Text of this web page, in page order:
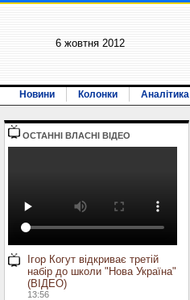
6 жовтня 2012
Новини Колонки Аналітика
ОСТАННI ВЛАСНI ВIДЕО
Ігор Когут відкриває третій
набір до школи "Нова Україна"
(ВІДЕО)
13:56